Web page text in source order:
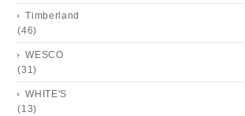
Timberland
(46)
WESCO
(31)
WHITE'S
(13)